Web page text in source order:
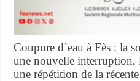
Coupure d’eau à Fès : la
une nouvelle interruption,
une répétition de la